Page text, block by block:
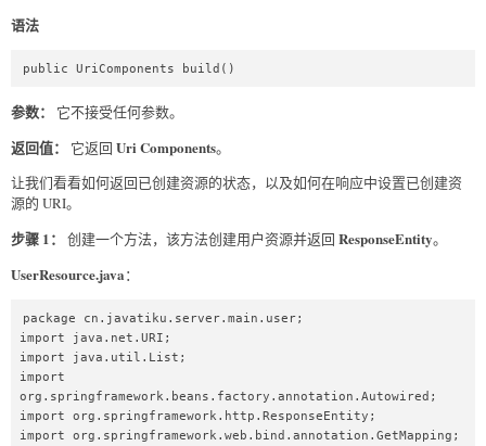
语法
public UriComponents build()
参数： 它不接受任何参数。
返回值： 它返回 Uri Components。
让我们看看如何返回已创建资源的状态，以及如何在响应中设置已创建资
源的 URI。
步骤 1： 创建一个方法，该方法创建用户资源并返回 ResponseEntity。
UserResource.java：
package cn.javatiku.server.main.user;
import java.net.URI;
import java.util.List;
import
org.springframework.beans.factory.annotation.Autowired;
import org.springframework.http.ResponseEntity;
import org.springframework.web.bind.annotation.GetMapping;